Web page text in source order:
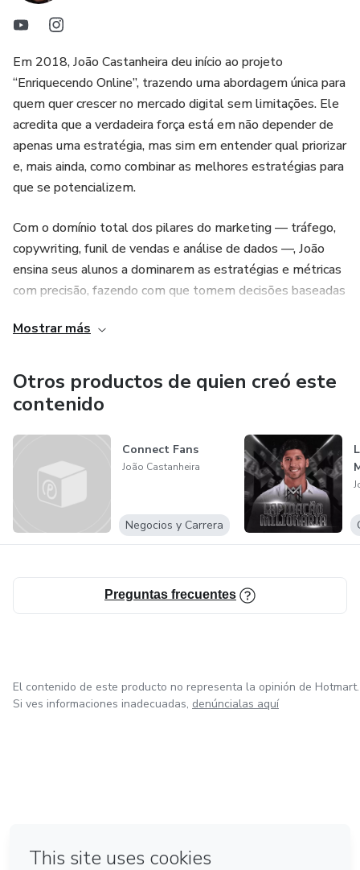
Em 2018, João Castanheira deu início ao projeto
“Enriquecendo Online”, trazendo uma abordagem única para
quem quer crescer no mercado digital sem limitações. Ele
acredita que a verdadeira força está em não depender de
apenas uma estratégia, mas sim em entender qual priorizar
e, mais ainda, como combinar as melhores estratégias para
que se potencializem.
Com o domínio total dos pilares do marketing — tráfego,
copywriting, funil de vendas e análise de dados —, João
ensina seus alunos a dominarem as estratégias e métricas
com precisão, fazendo com que tomem decisões baseadas
passageiras.
Hoje, mais de 50 mil alunos aprendem diretamente com
ele a dominar uma ampla gama de ferramentas para
vender tanto produtos que vendem no perpétuo como
também em lançamentos (ou das duas formas).
Com João, você aprende a controlar cada aspecto da
estratégia, sem contar com a sorte de "fórmulas mágicas
milagrosas" e com total segurança no que está fazendo e
clareza de como alcançar os resultados.
Mostrar más
Otros productos de quien creó este
contenido
Connect Fans
João Castanheira
Negocios y Carrera
Preguntas frecuentes
El contenido de este producto no representa la opinión de Hotmart.
Si ves informaciones inadecuadas, denúncialas aquí
Hecho con❤ en Ciudad de México